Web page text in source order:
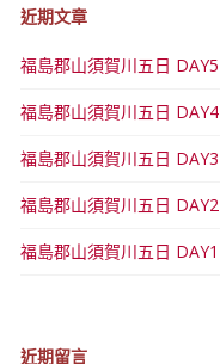
近期文章
福島郡山須賀川五日 DAY5
福島郡山須賀川五日 DAY4
福島郡山須賀川五日 DAY3
福島郡山須賀川五日 DAY2
福島郡山須賀川五日 DAY1
近期留言